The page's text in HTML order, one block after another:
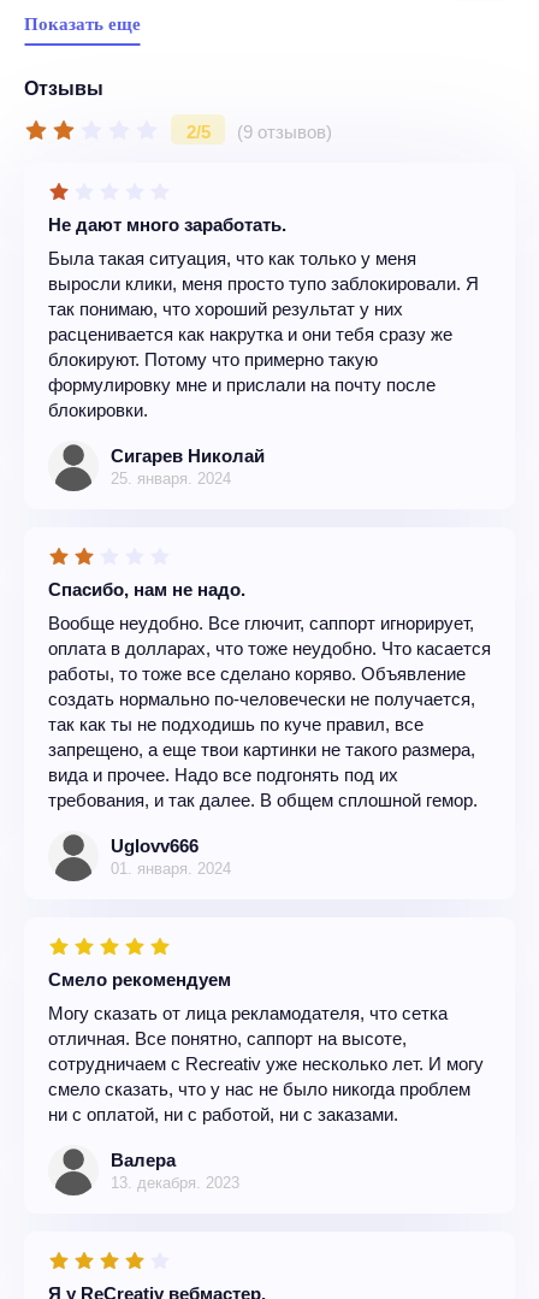
Показать еще
Отзывы
2/5 (9 отзывов)
Не дают много заработать.
Была такая ситуация, что как только у меня
выросли клики, меня просто тупо заблокировали. Я
так понимаю, что хороший результат у них
расценивается как накрутка и они тебя сразу же
блокируют. Потому что примерно такую
формулировку мне и прислали на почту после
блокировки.
Сигарев Николай
25. января. 2024
Спасибо, нам не надо.
Вообще неудобно. Все глючит, саппорт игнорирует,
оплата в долларах, что тоже неудобно. Что касается
работы, то тоже все сделано коряво. Объявление
создать нормально по-человечески не получается,
так как ты не подходишь по куче правил, все
запрещено, а еще твои картинки не такого размера,
вида и прочее. Надо все подгонять под их
требования, и так далее. В общем сплошной гемор.
Uglovv666
01. января. 2024
Смело рекомендуем
Могу сказать от лица рекламодателя, что сетка
отличная. Все понятно, саппорт на высоте,
сотрудничаем с Recreativ уже несколько лет. И могу
смело сказать, что у нас не было никогда проблем
ни с оплатой, ни с работой, ни с заказами.
Валера
13. декабря. 2023
Я у ReCreativ вебмастер.